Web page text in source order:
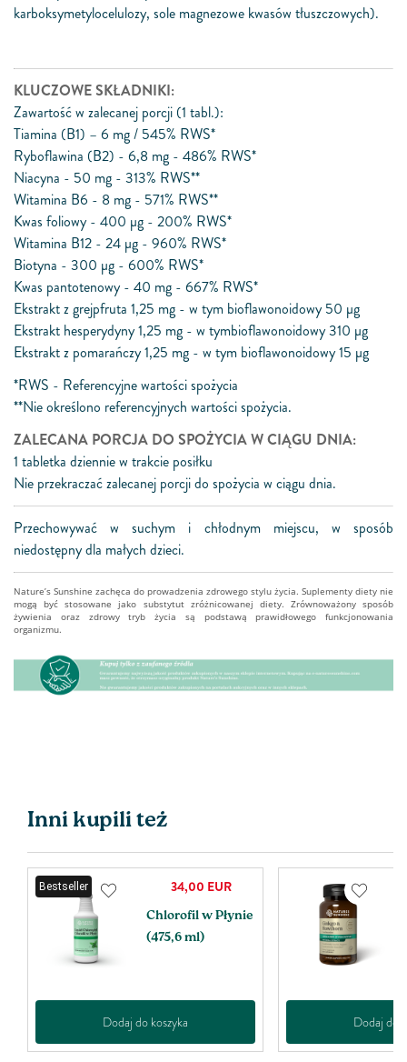
karboksymetylocelulozy, sole magnezowe kwasów tłuszczowych).
KLUCZOWE SKŁADNIKI:
Zawartość w zalecanej porcji (1 tabl.):
Tiamina (B1) – 6 mg / 545% RWS*
Ryboflawina (B2) - 6,8 mg - 486% RWS*
Niacyna - 50 mg - 313% RWS**
Witamina B6 - 8 mg - 571% RWS**
Kwas foliowy - 400 μg - 200% RWS*
Witamina B12 - 24 μg - 960% RWS*
Biotyna - 300 μg - 600% RWS*
Kwas pantotenowy - 40 mg - 667% RWS*
Ekstrakt z grejpfruta 1,25 mg - w tym bioflawonoidowy 50 μg
Ekstrakt hesperydyny 1,25 mg - w tymbioflawonoidowy 310 μg
Ekstrakt z pomarańczy 1,25 mg - w tym bioflawonoidowy 15 μg
*RWS - Referencyjne wartości spożycia
**Nie określono referencyjnych wartości spożycia.
ZALECANA PORCJA DO SPOŻYCIA W CIĄGU DNIA:
1 tabletka dziennie w trakcie posiłku
Nie przekraczać zalecanej porcji do spożycia w ciągu dnia.
Przechowywać w suchym i chłodnym miejscu, w sposób
niedostępny dla małych dzieci.
Nature’s Sunshine zachęca do prowadzenia zdrowego stylu życia. Suplementy diety nie
mogą być stosowane jako substytut zróżnicowanej diety. Zrównoważony sposób
żywienia oraz zdrowy tryb życia są podstawą prawidłowego funkcjonowania
organizmu.
Inni kupili też
Bestseller 34,00 EUR
Chlorofil w Płynie
(475,6 ml)
Dodaj do koszyka Dodaj do